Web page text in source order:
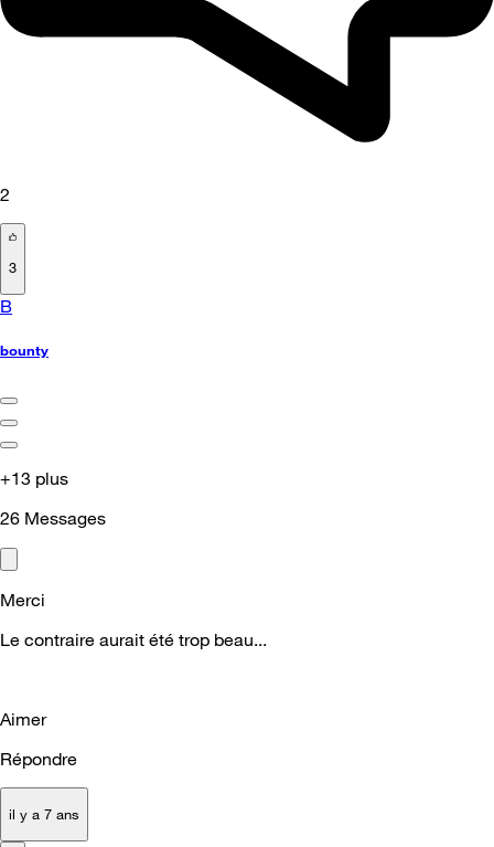
2
3
B
bounty
+13 plus
26 Messages
Merci
Le contraire aurait été trop beau...
Aimer
Répondre
il y a 7 ans